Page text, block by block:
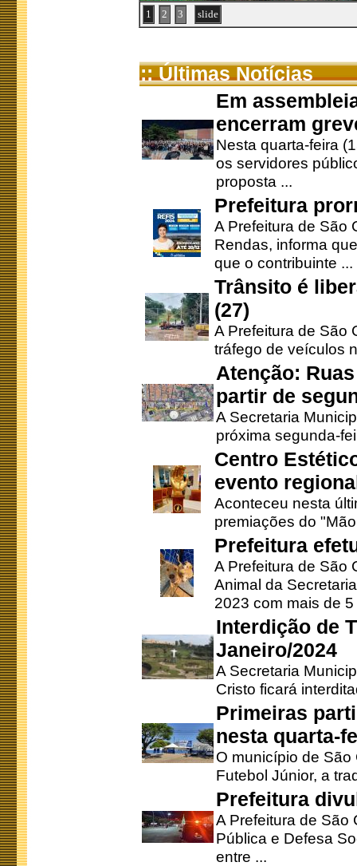
1 2 3 slide
:: Últimas Notícias
Em
encerram
Nesta quarta-feira
os servidores
proposta ...
Prefeitura
A Prefeitura de São
Rendas, informa
que o contribuinte ...
Trânsito é
(27)
A Prefeitura de São
tráfego de veículos
Atenção:
partir de
A Secretaria
próxima segunda-
Centro
evento
Aconteceu nesta
premiações do
Prefeitura
A Prefeitura de São
Animal da
2023 com mais de 5
Interdição de
Janeiro/2024
A Secretaria
Cristo ficará
Primeiras
nesta quarta-
O município de
Futebol Júnior, a
Prefeitura
A Prefeitura de São
Pública e Defesa
entre ...